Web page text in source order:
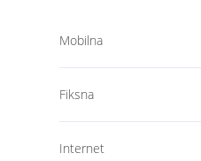
Mobilna
Fiksna
Internet